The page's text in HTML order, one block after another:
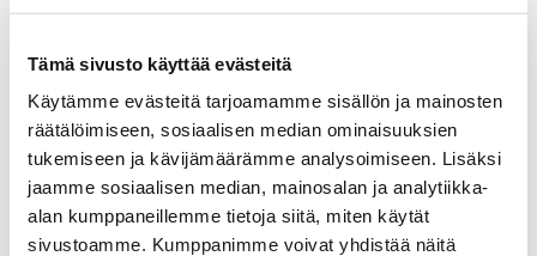
Tämä sivusto käyttää evästeitä
Käytämme evästeitä tarjoamamme sisällön ja mainosten
räätälöimiseen, sosiaalisen median ominaisuuksien
tukemiseen ja kävijämäärämme analysoimiseen. Lisäksi
jaamme sosiaalisen median, mainosalan ja analytiikka-
alan kumppaneillemme tietoja siitä, miten käytät
sivustoamme. Kumppanimme voivat yhdistää näitä
kautta oli mahdollista myös laajentaa teoskokemusta
teoksiin.
Mainonnan eettisen neuvoston lausunto
Sovellettavat säännöt